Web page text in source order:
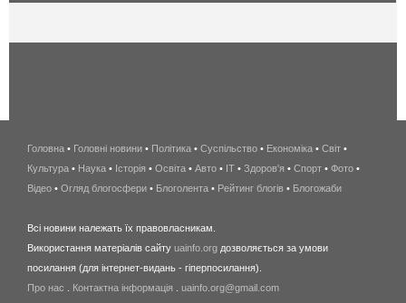
беспроводной
интернет
киев
wimax
в
Головна • Головні новини • Політика • Суспільство • Економіка • Світ •
Культура • Наука • Історія • Освіта • Авто • IT • Здоров'я • Спорт • Фото •
Відео • Огляд блогосфери • Блоголента • Рейтинг блогів • Блогожаби
Всі новини належать їх правовласникам.
Використання матеріалів сайту uainfo.org дозволяється за умови
посилання (для інтернет-видань - гіперпосилання).
Про нас . Контактна інформація . uainfo.org@gmail.com